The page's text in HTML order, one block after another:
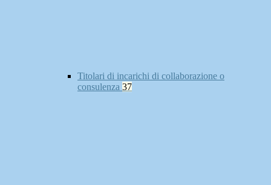
Titolari di incarichi di collaborazione o
consulenza 37